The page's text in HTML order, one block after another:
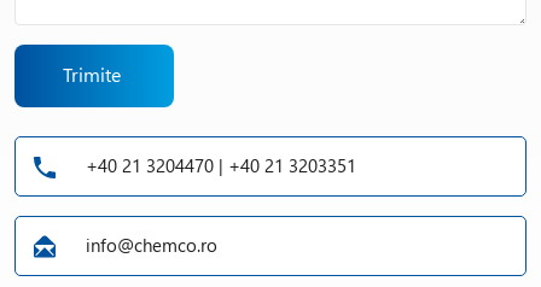
Trimite
+40 21 3204470 | +40 21 3203351
info@chemco.ro